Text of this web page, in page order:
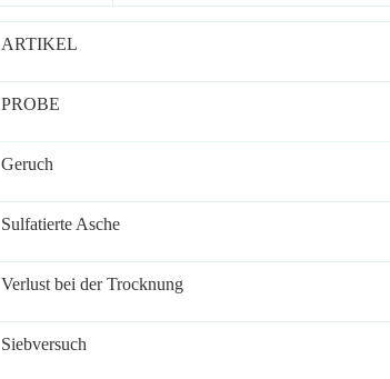
ARTIKEL
PROBE
Geruch
Sulfatierte Asche
Verlust bei der Trocknung
Siebversuch